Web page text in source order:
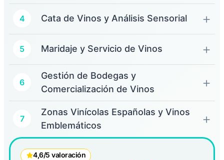
4 Cata de Vinos y Análisis Sensorial
5 Maridaje y Servicio de Vinos
6
Gestión de Bodegas y
Comercialización de Vinos
7
Zonas Vinícolas Españolas y Vinos
Emblemáticos
4,6/5 valoración